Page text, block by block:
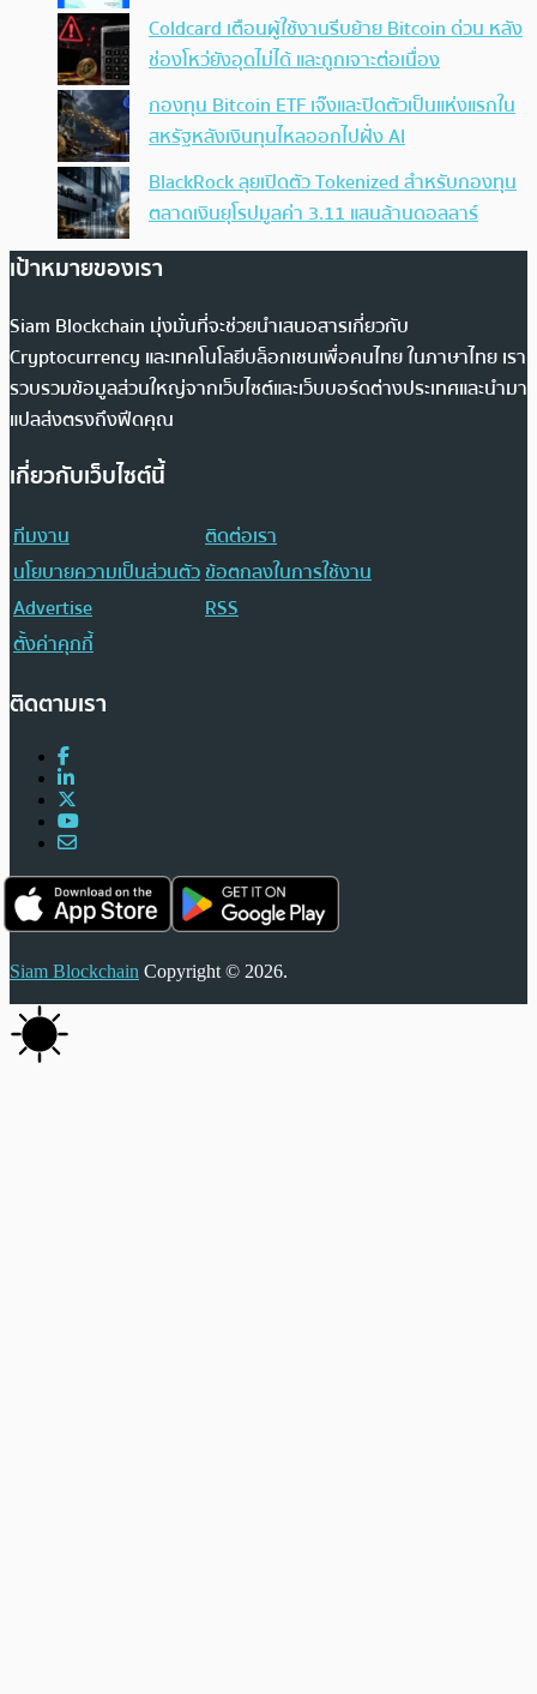
Coldcard เตือนผู้ใช้งานรีบย้าย Bitcoin ด่วน หลัง
ช่องโหว่ยังอุดไม่ได้ และถูกเจาะต่อเนื่อง
กองทุน Bitcoin ETF เจ๊งและปิดตัวเป็นแห่งแรกใน
สหรัฐหลังเงินทุนไหลออกไปฝั่ง AI
BlackRock ลุยเปิดตัว Tokenized สำหรับกองทุน
ตลาดเงินยุโรปมูลค่า 3.11 แสนล้านดอลลาร์
เป้าหมายของเรา
Siam Blockchain มุ่งมั่นที่จะช่วยนำเสนอสารเกี่ยวกับ
Cryptocurrency และเทคโนโลยีบล็อกเชนเพื่อคนไทย ในภาษาไทย เรา
รวบรวมข้อมูลส่วนใหญ่จากเว็บไซต์และเว็บบอร์ดต่างประเทศและนำมา
แปลส่งตรงถึงฟีดคุณ
เกี่ยวกับเว็บไซต์นี้
ทีมงาน
ติดต่อเรา
นโยบายความเป็นส่วนตัวข้อตกลงในการใช้งาน
Advertise
RSS
ตั้งค่าคุกกี้
ติดตามเรา
Siam Blockchain Copyright © 2026.